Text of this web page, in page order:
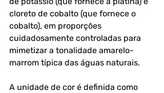
cloreto de cobalto (que fornece o
cobalto), em proporções
cuidadosamente controladas para
mimetizar a tonalidade amarelo-
marrom típica das águas naturais.
A unidade de cor é definida como